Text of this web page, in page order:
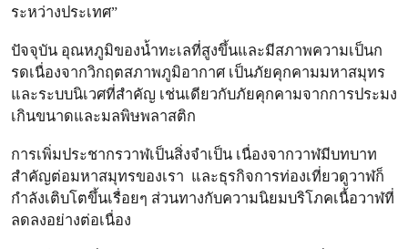
ระหว่างประเทศ”
ปัจจุบัน อุณหภูมิของน้ำทะเลที่สูงขึ้นและมีสภาพความเป็นก
รดเนื่องจากวิกฤตสภาพภูมิอากาศ เป็นภัยคุกคามมหาสมุทร
และระบบนิเวศที่สำคัญ เช่นเดียวกับภัยคุกคามจากการประมง
เกินขนาดและมลพิษพลาสติก
การเพิ่มประชากรวาฬเป็นสิ่งจำเป็น เนื่องจากวาฬมีบทบาท
สำคัญต่อมหาสมุทรของเรา และธุรกิจการท่องเที่ยวดูวาฬก็
กำลังเติบโตขึ้นเรื่อยๆ ส่วนทางกับความนิยมบริโภคเนื้อวาฬที่
ลดลงอย่างต่อเนื่อง